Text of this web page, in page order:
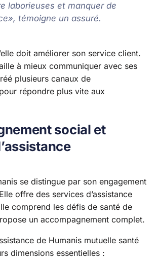
laborieuses et manquer de
témoigne un assuré.
doit améliorer son service client.
à mieux communiquer avec ses
plusieurs canaux de
répondre plus vite aux
social et
se distingue par son engagement
offre des services d’assistance
comprend les défis de santé de
un accompagnement complet.
de Humanis mutuelle santé
dimensions essentielles :